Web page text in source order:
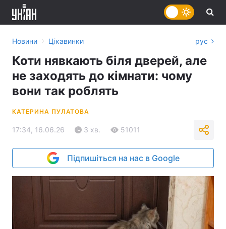
Новини › Цікавинки рус
Коти нявкають біля дверей, але
не заходять до кімнати: чому
вони так роблять
КАТЕРИНА ПУЛАТОВА
17:34, 16.06.26 3 хв. 51011
Підпишіться на нас в Google